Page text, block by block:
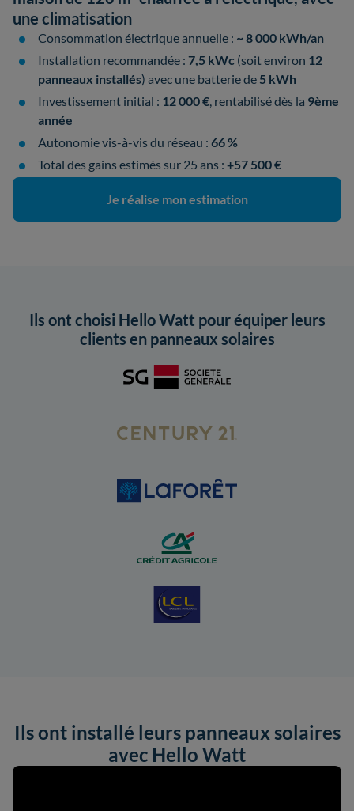
une climatisation
Consommation électrique annuelle : ~ 8 000 kWh/an
Installation recommandée : 7,5 kWc (soit environ 12
panneaux installés) avec une batterie de 5 kWh
Investissement initial : 12 000 €, rentabilisé dès la 9ème
année
Autonomie vis-à-vis du réseau : 66 %
Total des gains estimés sur 25 ans : +57 500 €
Je réalise mon estimation
Ils ont choisi Hello Watt pour équiper leurs
clients en panneaux solaires
Ils ont installé leurs panneaux solaires
avec Hello Watt